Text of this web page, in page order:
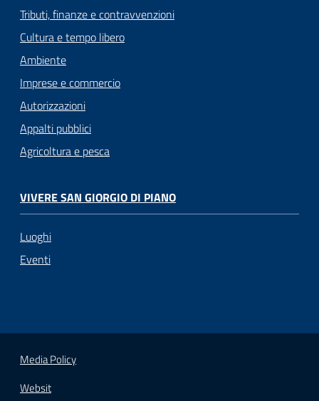
Tributi, finanze e contravvenzioni
Cultura e tempo libero
Ambiente
Imprese e commercio
Autorizzazioni
Appalti pubblici
Agricoltura e pesca
VIVERE SAN GIORGIO DI PIANO
Luoghi
Eventi
Media Policy
Websit